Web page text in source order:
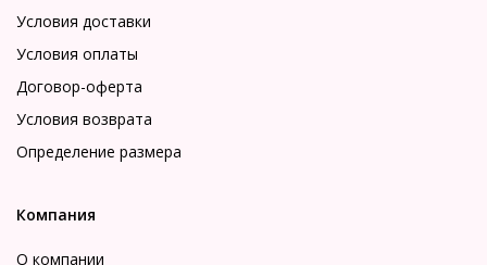
Условия доставки
Условия оплаты
Договор-оферта
Условия возврата
Определение размера
Компания
О компании